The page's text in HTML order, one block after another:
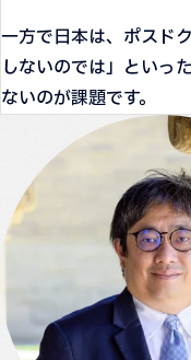
一方で日本は、ポスド
しないのでは」といっ
ないのが課題です。